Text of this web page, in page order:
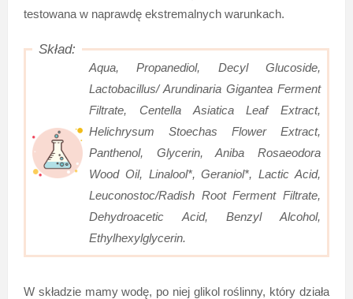
testowana w naprawdę ekstremalnych warunkach.
Aqua, Propanediol, Decyl Glucoside,
Lactobacillus/ Arundinaria Gigantea Ferment
Filtrate, Centella Asiatica Leaf Extract,
Helichrysum Stoechas Flower Extract,
Panthenol, Glycerin, Aniba Rosaeodora
Wood Oil, Linalool*, Geraniol*, Lactic Acid,
Leuconostoc/Radish Root Ferment Filtrate,
Dehydroacetic Acid, Benzyl Alcohol,
Ethylhexylglycerin.
W składzie mamy wodę, po niej glikol roślinny, który działa